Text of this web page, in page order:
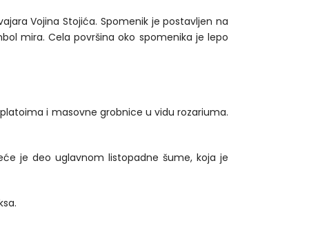
Vojina Stojića. Spomenik je postavljen na
mira. Cela površina oko spomenika je lepo
i masovne grobnice u vidu rozariuma.
je deo uglavnom listopadne šume, koja je